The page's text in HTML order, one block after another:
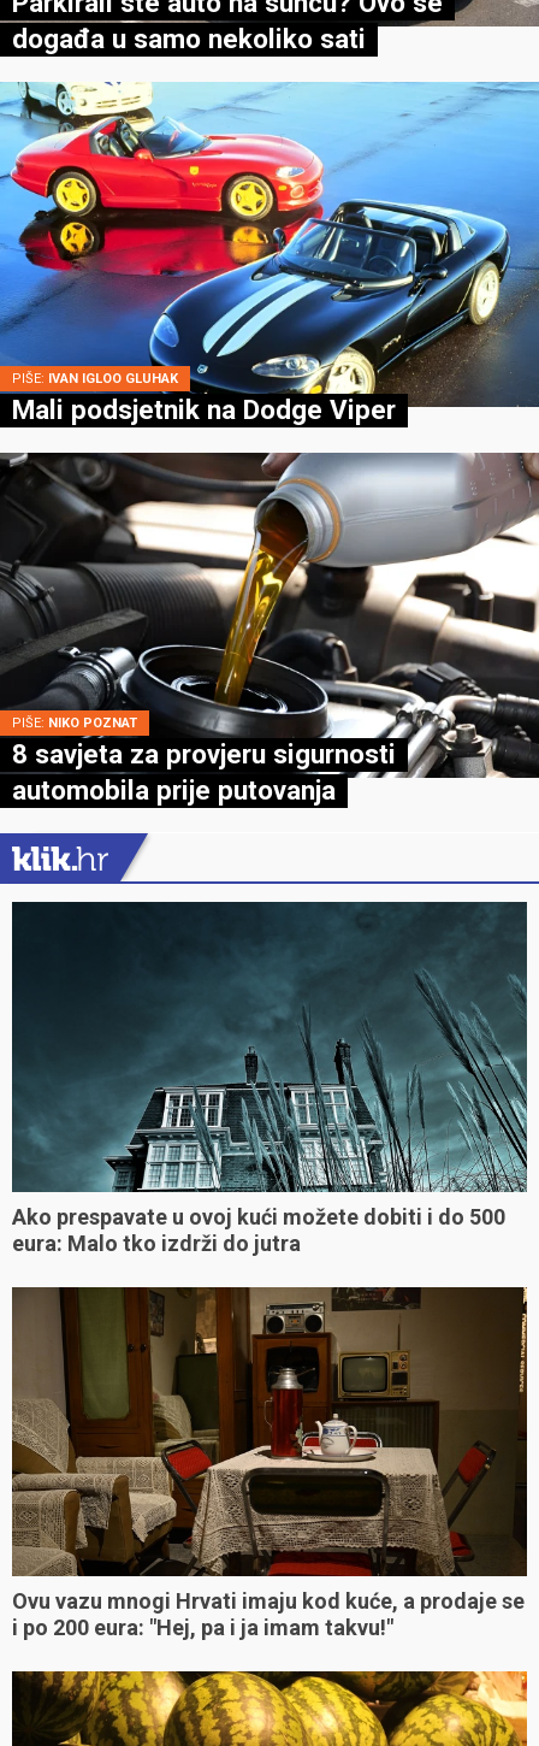
događa u samo nekoliko sati
PIŠE: IVAN IGLOO GLUHAK
Mali podsjetnik na Dodge Viper
PIŠE: NIKO POZNAT
8 savjeta za provjeru sigurnosti
automobila prije putovanja
Ako prespavate u ovoj kući možete dobiti i do 500
eura: Malo tko izdrži do jutra
Ovu vazu mnogi Hrvati imaju kod kuće, a prodaje se
i po 200 eura: "Hej, pa i ja imam takvu!"